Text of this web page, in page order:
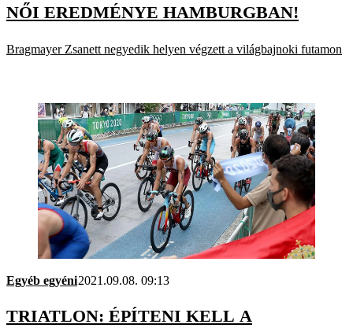
NŐI EREDMÉNYE HAMBURGBAN!
Bragmayer Zsanett negyedik helyen végzett a világbajnoki futamon
Egyéb egyéni2021.09.08. 09:13
TRIATLON: ÉPÍTENI KELL A